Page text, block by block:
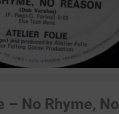
– No Rhyme, No